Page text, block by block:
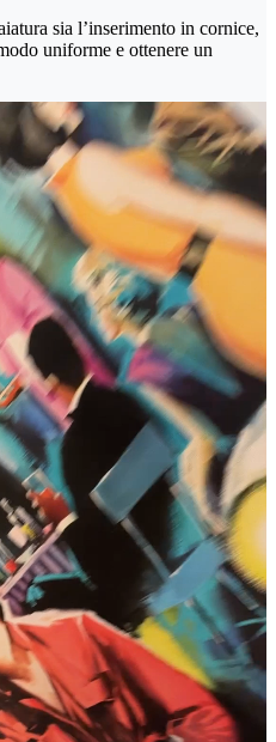
sia l’inserimento in cornice,
uniforme e ottenere un